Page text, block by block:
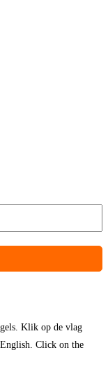
Klik op de vlag
Click on the